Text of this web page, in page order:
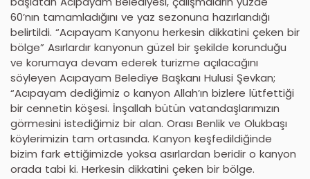
60’nın tamamladığını ve yaz sezonuna hazırlandığı
belirtildi. “Acıpayam Kanyonu herkesin dikkatini çeken bir
bölge” Asırlardır kanyonun güzel bir şekilde korunduğu
ve korumaya devam ederek turizme açılacağını
söyleyen Acıpayam Belediye Başkanı Hulusi Şevkan;
“Acıpayam dediğimiz o kanyon Allah’ın bizlere lütfettiği
bir cennetin köşesi. İnşallah bütün vatandaşlarımızın
görmesini istediğimiz bir alan. Orası Benlik ve Olukbaşı
köylerimizin tam ortasında. Kanyon keşfedildiğinde
bizim fark ettiğimizde yoksa asırlardan beridir o kanyon
orada tabi ki. Herkesin dikkatini çeken bir bölge.